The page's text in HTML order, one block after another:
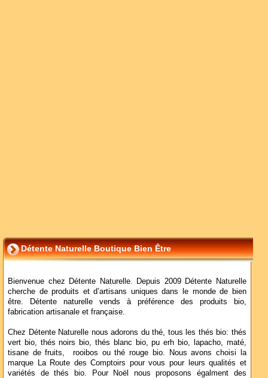
Détente Naturelle Boutique Bien Être
Bienvenue chez Détente Naturelle. Depuis 2009 Détente Naturelle
cherche de produits et d’artisans uniques dans le monde de bien
être. Détente naturelle vends à préférence des produits bio,
fabrication artisanale et française.
Chez Détente Naturelle nous adorons du thé, tous les thés bio: thés
vert bio, thés noirs bio, thés blanc bio, pu erh bio, lapacho, maté,
tisane de fruits, rooibos ou thé rouge bio. Nous avons choisi la
marque La Route des Comptoirs pour vous pour leurs qualités et
variétés de thés bio. Pour Noël nous proposons égalment des